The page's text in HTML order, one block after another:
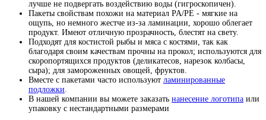
лучше не подвергать воздействию воды (гигроскопичен).
Пакеты свойствам похожи на материал PA/PE - мягкие на
ощупь, но немного жестче из-за ламинации, хорошо облегает
продукт. Имеют отличную прозрачность, блестят на свету.
Подходят для костистой рыбы и мяса с костями, так как
благодаря своим качествам прочны на прокол; используются для
скоропортящихся продуктов (деликатесов, нарезок колбасы,
сыра); для замороженных овощей, фруктов.
Вместе с пакетами часто используют ламинированные
подложки.
В нашей компании вы можете заказать нанесение логотипа или
упаковку с нестандартными размерами